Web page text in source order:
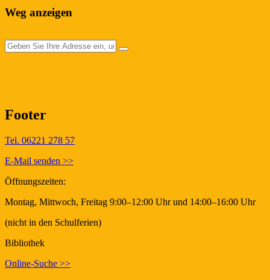
Weg anzeigen
Footer
Tel. 06221 278 57
E-Mail senden >>
Öffnungszeiten:
Montag, Mittwoch, Freitag 9:00–12:00 Uhr und 14:00–16:00 Uhr
(nicht in den Schulferien)
Bibliothek
Online-Suche >>